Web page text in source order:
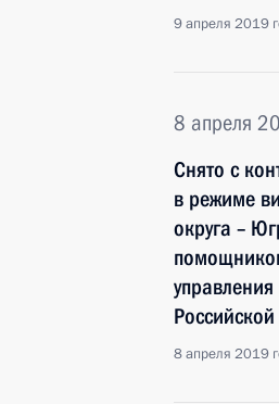
9 апреля 2019
8 апреля
Снято с
в режиме
округа –
8 апреля 2019